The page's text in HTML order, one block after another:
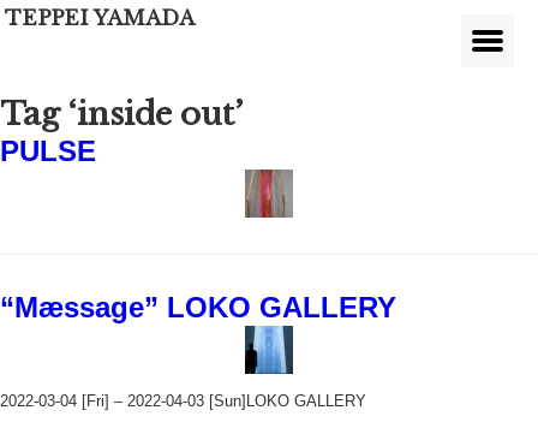
TEPPEI YAMADA
Tag ‘inside out’
PULSE
“Mæssage” LOKO GALLERY
2022-03-04 [Fri] – 2022-04-03 [Sun]LOKO GALLERY